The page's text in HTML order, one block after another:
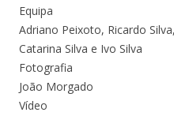
Equipa
Adriano Peixoto, Ricardo
Catarina Silva e Ivo Silva
Fotografia
João Morgado
Vídeo